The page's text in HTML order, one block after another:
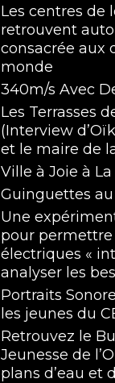
Les centres de
retrouvent
consacrée aux
monde
340m/s Avec
Les Terrasses
(Interview
et le maire de
Ville à Joie à
Guinguettes
Une
pour
électriques «
analyser les
Portraits
les jeunes du
Retrouvez le
Jeunesse de
plans d’eau et